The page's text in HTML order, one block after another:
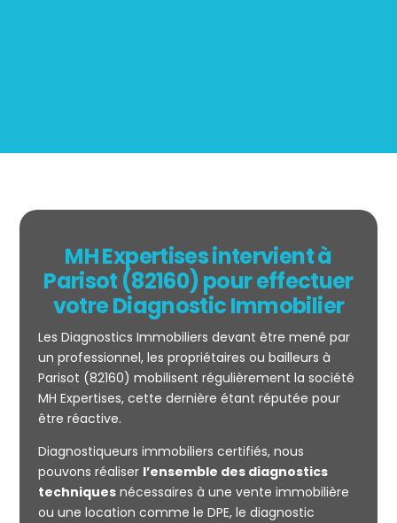
Mesurage
CARREZ
MH Expertises intervient à
Parisot (82160) pour effectuer
votre Diagnostic Immobilier
Les Diagnostics Immobiliers devant être mené par
un professionnel, les propriétaires ou bailleurs à
Parisot (82160) mobilisent régulièrement la société
MH Expertises, cette dernière étant réputée pour
être réactive.
Diagnostiqueurs immobiliers certifiés, nous
pouvons réaliser l’ensemble des diagnostics
techniquesnécessaires à une vente immobilière
ou une location comme le DPE, le diagnostic